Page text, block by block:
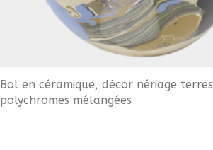
Bol en céramique, décor nériage terres
polychromes mélangées